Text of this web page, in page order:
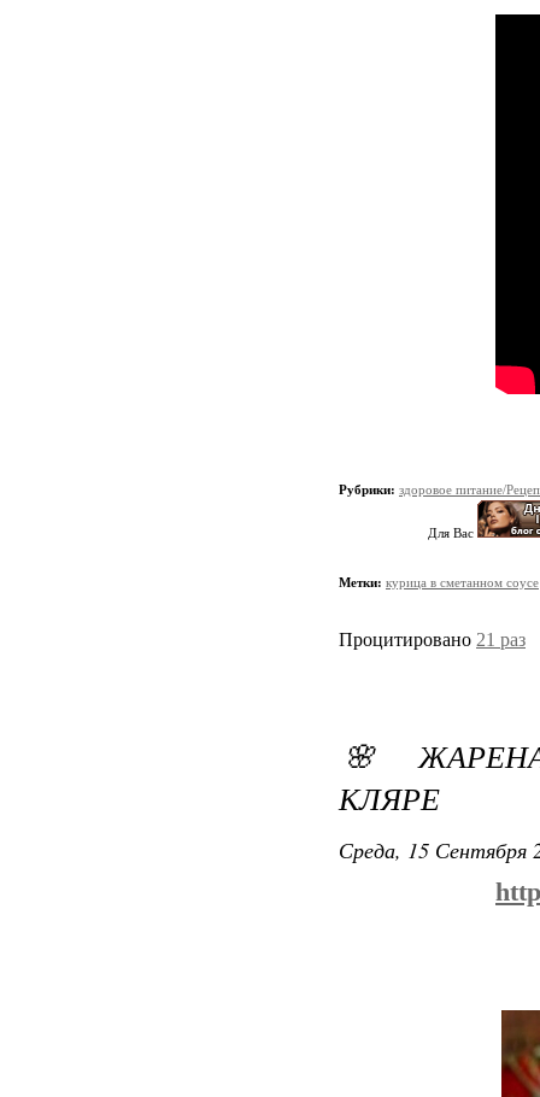
Рубрики: здоровое питание/
Для Вас
Метки: курица в сметанном соусе
Процитировано 21 раз
🌸
КЛЯРЕ
Среда, 15 Сентября